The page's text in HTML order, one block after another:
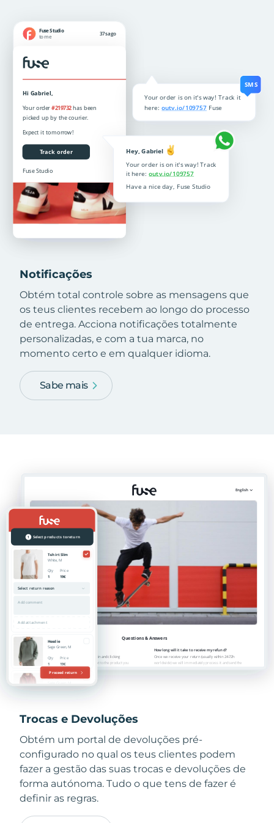
Notificações
Obtém total controle sobre as mensagens que
os teus clientes recebem ao longo do processo
de entrega. Acciona notificações totalmente
personalizadas, e com a tua marca, no
momento certo e em qualquer idioma.
Sabe mais
Trocas e Devoluções
Obtém um portal de devoluções pré-
configurado no qual os teus clientes podem
fazer a gestão das suas trocas e devoluções de
forma autónoma. Tudo o que tens de fazer é
definir as regras.